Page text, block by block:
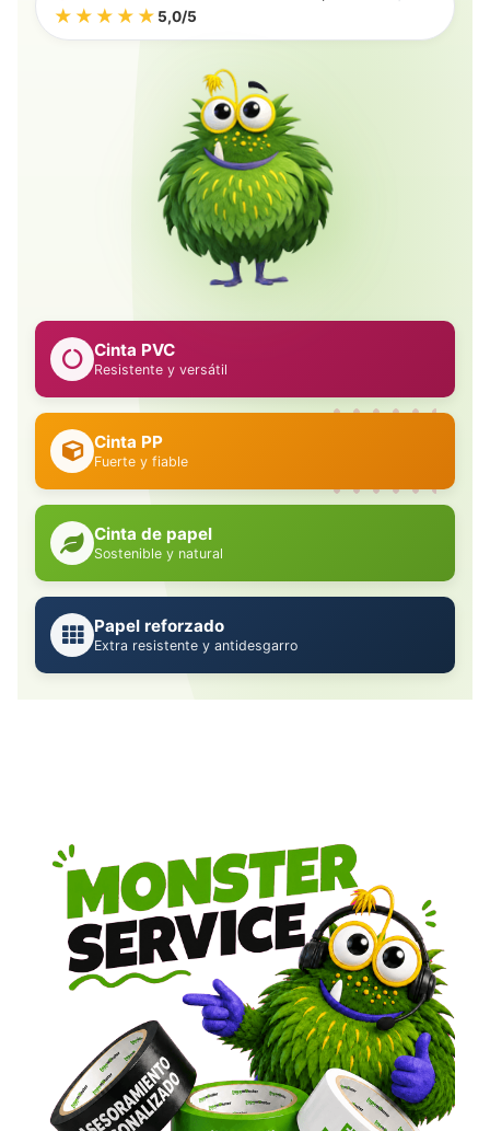
★★★★★ 5,0/5
Cinta PVC
Resistente y versátil
Cinta PP
Fuerte y fiable
Cinta de papel
Sostenible y natural
Papel reforzado
Extra resistente y antidesgarro